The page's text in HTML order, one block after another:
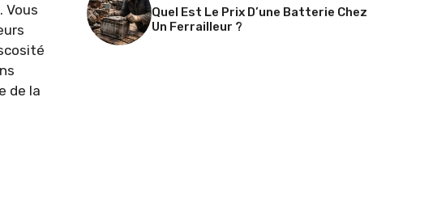
Vous
de la
Quel Est Le Prix D’une Batterie Chez
Un Ferrailleur ?